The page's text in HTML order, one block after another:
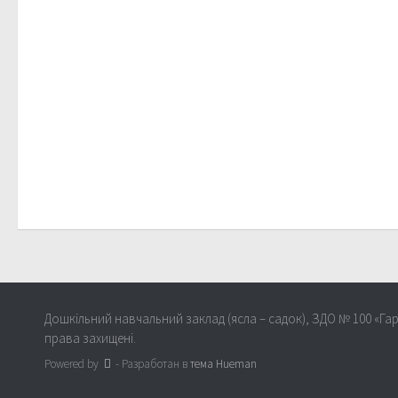
Дошкільний навчальний заклад (ясла – садок), ЗДО № 100
права захищені.
Powered by - Разработан втема Hueman